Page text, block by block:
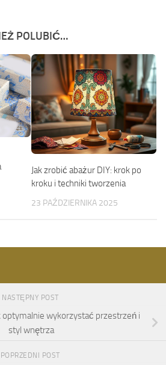
POLUBIĆ…
Jak zrobić abażur DIY: krok po
kroku i techniki tworzenia
23 PAŹDZIERNIKA 2025
NASTĘPNY POST
optymalnie wykorzystać przestrzeń i
styl wnętrza
POPRZEDNI POST